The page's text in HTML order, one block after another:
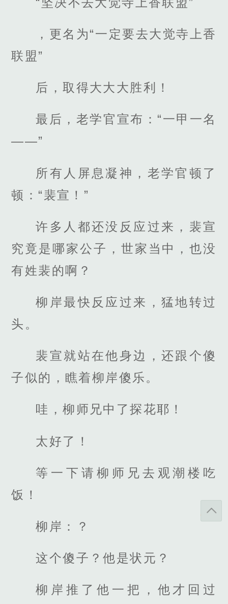
，更名为“一定要去大觉寺上香
联盟”
后，取得大大大胜利！
最后，老学官宣布：“一甲一名
——”
所有人屏息凝神，老学官顿了
顿：“裴宣！”
许多人都还没反应过来，裴宣
究竟是哪家公子，世家当中，也没
有姓裴的啊？
柳岸最快反应过来，猛地转过
头。
裴宣就站在他身边，还跟个傻
子似的，瞧着柳岸傻乐。
哇，柳师兄中了探花耶！
太好了！
等一下请柳师兄去观潮楼吃
饭！
柳岸：？
这个傻子？他是状元？
柳岸推了他一把，他才回过